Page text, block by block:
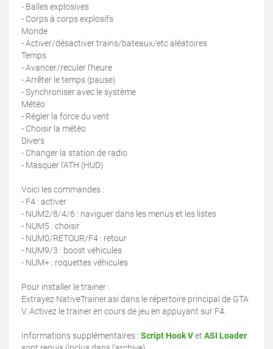
- Balles explosives
- Corps à corps explosifs
Monde
- Activer/désactiver trains/bateaux/etc aléatoires
Temps
- Avancer/reculer l'heure
- Arrêter le temps (pause)
- Synchroniser avec le système
Météo
- Régler la force du vent
- Choisir la météo
Divers
- Changer la station de radio
- Masquer l'ATH (HUD)
Voici les commandes :
- F4 : activer
- NUM2/8/4/6 : naviguer dans les menus et les listes
- NUM5 : choisir
- NUM0/RETOUR/F4 : retour
- NUM9/3 : boost véhicules
- NUM+ : roquettes véhicules
Pour installer le trainer :
Extrayez NativeTrainer.asi dans le répertoire principal de GTA
V. Activez le trainer en cours de jeu en appuyant sur F4.
Informations supplémentaires : Script Hook Vet ASI Loader